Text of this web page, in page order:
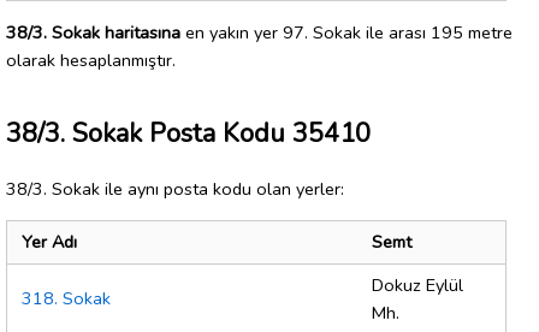
38/3. Sokak haritasına en yakın yer 97. Sokak ile arası 195 metre
olarak hesaplanmıştır.
38/3. Sokak Posta Kodu 35410
38/3. Sokak ile aynı posta kodu olan yerler:
Yer Adı Semt
318. Sokak
Dokuz Eylül
Mh.